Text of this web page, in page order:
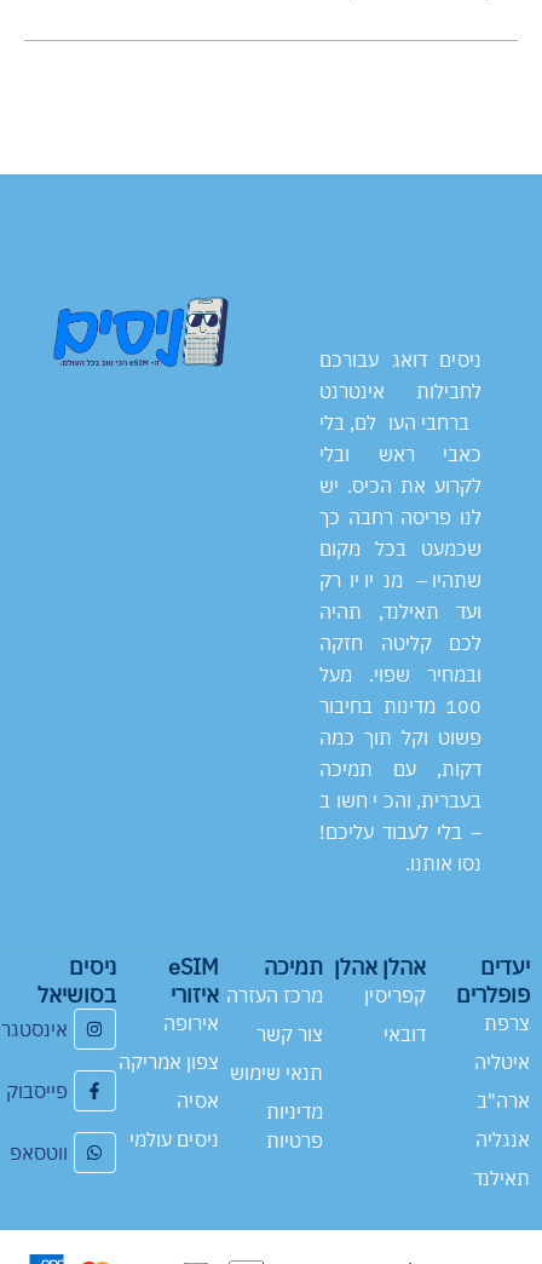
ניסים דואג עבורכם
לחבילות אינטרנט
ברחבי העולם, בלי
כאבי ראש ובלי
לקרוע את הכיס. יש
לנו פריסה רחבה כך
שכמעט בכל מקום
שתהיו – מניו יורק
ועד תאילנד, תהיה
לכם קליטה חזקה
ובמחיר שפוי. מעל
100 מדינות בחיבור
פשוט וקל תוך כמה
דקות, עם תמיכה
בעברית, והכי חשוב
– בלי לעבוד עליכם!
נסו אותנו.
יעדים
פופלרים
צרפת
איטליה
ארה"ב
אנגליה
תאילנד
אהלן אהלן
קפריסין
דובאי
תמיכה
מרכז העזרה
צור קשר
תנאי שימוש
מדיניות
פרטיות
eSIM
איזורי
אירופה
צפון אמריקה
אסיה
ניסים עולמי
ניסים
בסושיאל
פייסבוק
ווטסאפ